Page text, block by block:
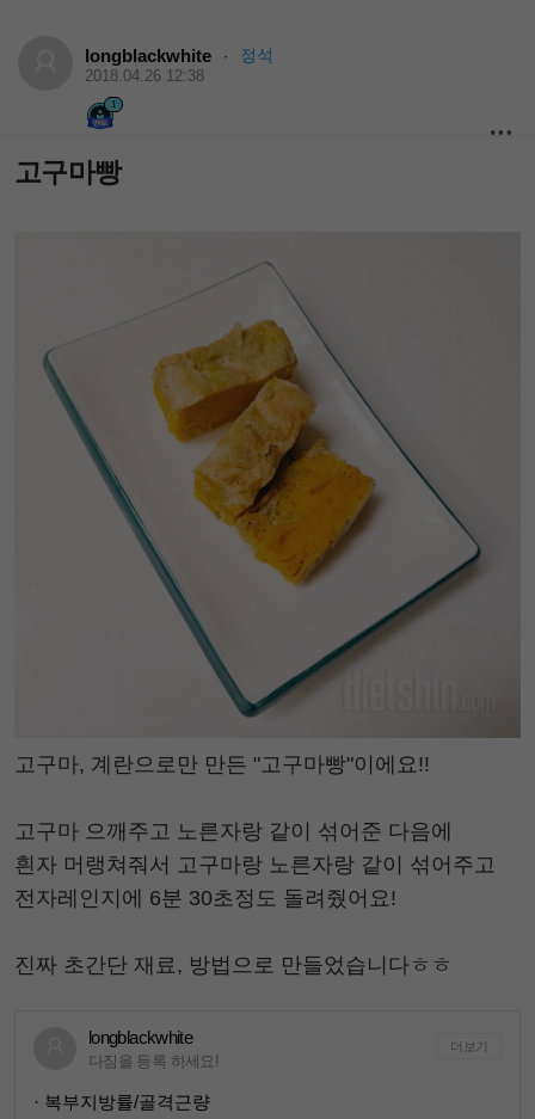
longblackwhite · 정석
2018.04.26 12:38
1
고구마빵
고구마, 계란으로만 만든 "고구마빵"이에요!!
고구마 으깨주고 노른자랑 같이 섞어준 다음에
흰자 머랭쳐줘서 고구마랑 노른자랑 같이 섞어주고
전자레인지에 6분 30초정도 돌려줬어요!
진짜 초간단 재료, 방법으로 만들었습니다ㅎㅎ
longblackwhite
다짐을 등록 하세요!
더보기
· 복부지방률/골격근량